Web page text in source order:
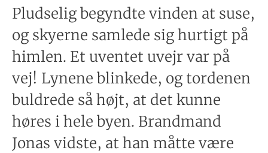
Pludselig begyndte vinden at suse,
og skyerne samlede sig hurtigt på
himlen. Et uventet uvejr var på
vej! Lynene blinkede, og tordenen
buldrede så højt, at det kunne
høres i hele byen. Brandmand
Jonas vidste, at han måtte være